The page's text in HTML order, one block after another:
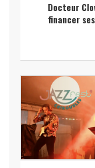
Docteur
financer